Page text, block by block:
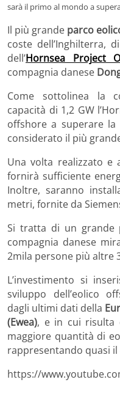
sarà il primo al mondo a
Il più grande parco
coste dell’Inghilterra,
dell’Hornsea Project
compagnia danese
Come sottolinea la
capacità di 1,2 GW
offshore a superare
considerato il più
Una volta realizzato e
fornirà sufficiente
Inoltre, saranno
metri, fornite da
Si tratta di un grande
compagnia danese
2mila persone più altre
L’investimento si
sviluppo dell’eolico
dagli ultimi dati della
(Ewea), e in cui risulta
maggiore quantità di
rappresentando quasi il
https://